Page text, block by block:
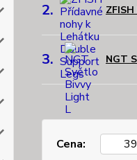
2.
3. NGT
Cena: